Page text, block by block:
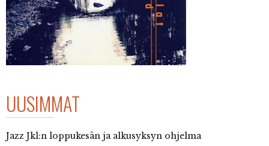
UUSIMMAT
Jazz Jkl:n loppukesän ja alkusyksyn ohjelma